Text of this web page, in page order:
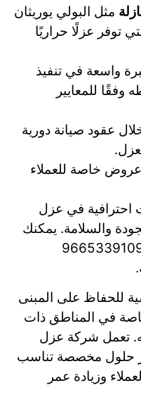
مثل البولي يوريثان
توفر عزلًا حراريًا
واسعة في تنفيذ
للمعايير
عقود صيانة دورية
خاصة للعملاء
احترافية في عزل
والسلامة. يمكنك
معهم على الرقم 966533910940
للحفاظ على المبنى
في المناطق ذات
تعمل شركة عزل
حلول مخصصة تناسب
وزيادة عمر